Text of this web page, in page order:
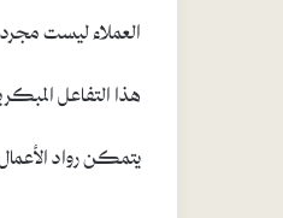
العملاء ليست
هذا التفاعل
يتمكن رواد